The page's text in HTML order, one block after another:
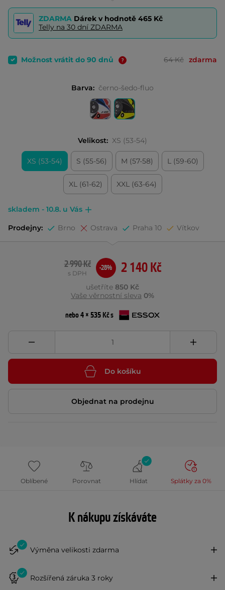
ZDARMA Dárek v hodnotě 465 Kč
Telly na 30 dní ZDARMA
Možnost vrátit do 90 dnů 64 Kč zdarma
Barva: černo-šedo-fluo
Velikost: XS (53-54)
XS (53-54) S (55-56) M (57-58) L (59-60)
XL (61-62) XXL (63-64)
skladem - 10.8. u Vás
Prodejny: Brno Ostrava Praha 10 Vítkov
2 140 Kč
2 990 Kč
s DPH
-28%
ušetříte 850 Kč
Vaše věrnostní sleva 0%
nebo 4 × 535 Kč s
Do košíku
Objednat na prodejnu
Oblíbené Porovnat Hlídat Splátky za 0%
K nákupu získáváte
Výměna velikosti zdarma
Rozšířená záruka 3 roky